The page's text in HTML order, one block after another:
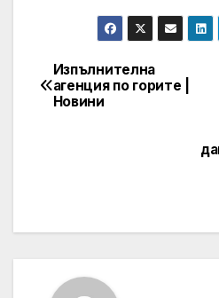
Post
navigation
Изпълнителна
агенция по горите |
Новини